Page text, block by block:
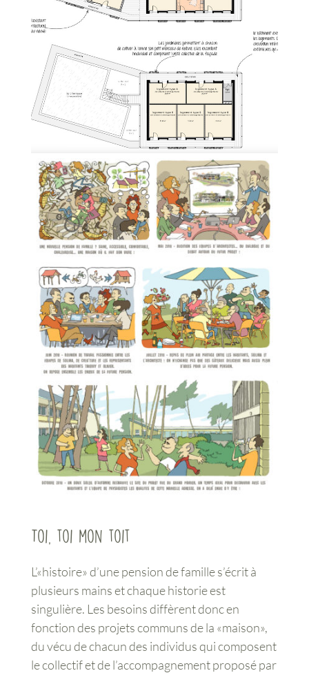
Toi, toi mon toit
L’«histoire» d’une pension de famille s’écrit à
plusieurs mains et chaque historie est
singulière. Les besoins diffèrent donc en
fonction des projets communs de la «maison»,
du vécu de chacun des individus qui composent
le collectif et de l’accompagnement proposé par